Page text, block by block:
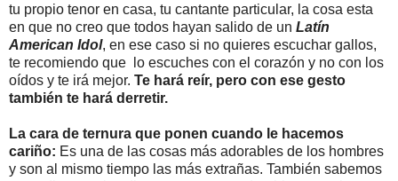
tu propio tenor en casa, tu cantante particular, la cosa esta
en que no creo que todos hayan salido de un Latín
American Idol, en ese caso si no quieres escuchar gallos,
te recomiendo que lo escuches con el corazón y no con los
oídos y te irá mejor. Te hará reír, pero con ese gesto
también te hará derretir.
La cara de ternura que ponen cuando le hacemos
cariño: Es una de las cosas más adorables de los hombres
y son al mismo tiempo las más extrañas. También sabemos